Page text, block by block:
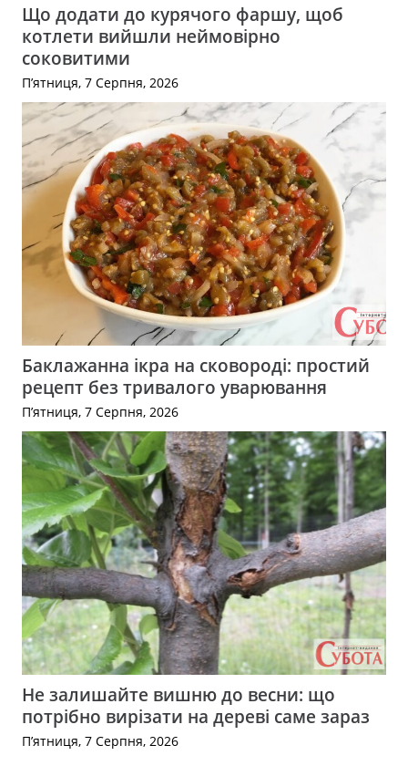
Що додати до курячого фаршу, щоб
котлети вийшли неймовірно
соковитими
П’ятниця, 7 Серпня, 2026
Баклажанна ікра на сковороді: простий
рецепт без тривалого уварювання
П’ятниця, 7 Серпня, 2026
Не залишайте вишню до весни: що
потрібно вирізати на дереві саме зараз
П’ятниця, 7 Серпня, 2026